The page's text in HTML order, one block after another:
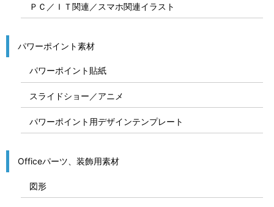
ＰＣ／ＩＴ関連／スマホ関連イラスト
パワーポイント素材
パワーポイント貼紙
スライドショー／アニメ
パワーポイント用デザインテンプレート
Officeパーツ、装飾用素材
図形